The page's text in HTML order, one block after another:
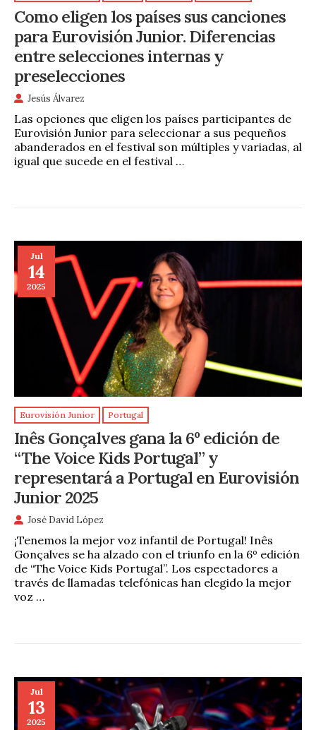
Como eligen los países sus canciones
para Eurovisión Junior. Diferencias
entre selecciones internas y
preselecciones
Jesús Álvarez
Las opciones que eligen los países participantes de
Eurovisión Junior para seleccionar a sus pequeños
abanderados en el festival son múltiples y variadas, al
igual que sucede en el festival …
Jul
14
2025
Eurovisión Junior Portugal
Inês Gonçalves gana la 6º edición de
“The Voice Kids Portugal” y
representará a Portugal en Eurovisión
Junior 2025
José David López
¡Tenemos la mejor voz infantil de Portugal! Inês
Gonçalves se ha alzado con el triunfo en la 6º edición
de “The Voice Kids Portugal”. Los espectadores a
través de llamadas telefónicas han elegido la mejor
voz …
Jul
13
2025